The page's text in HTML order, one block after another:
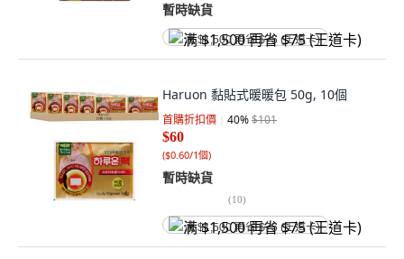
暫時缺貨
满 $1,500 再省 $75 (王道卡)
Haruon 黏貼式暖暖包 50g, 10個
首購折扣價 40%$101
$60
($0.60/1個)
暫時缺貨
(10)
满 $1,500 再省 $75 (王道卡)